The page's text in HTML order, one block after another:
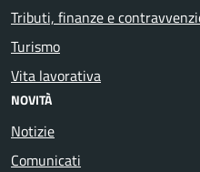
Tributi, finanze e
Turismo
Vita lavorativa
NOVITÀ
Notizie
Comunicati